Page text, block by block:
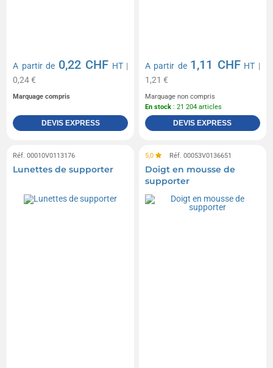
A partir de 0,22 CHF HT|
0,24 €
Marquage compris
DEVIS EXPRESS
A partir de 1,11 CHF HT |
1,21 €
Marquage non compris
En stock : 21 204 articles
DEVIS EXPRESS
Réf. 00010V0113176
Lunettes de supporter
5,0 Réf. 00053V0136651
Doigt en mousse de
supporter